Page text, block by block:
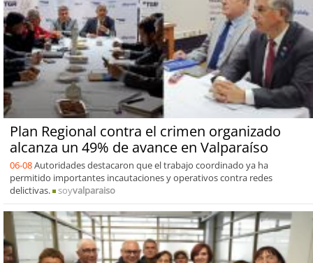
Plan Regional contra el crimen organizado
alcanza un 49% de avance en Valparaíso
06-08Autoridades destacaron que el trabajo coordinado ya ha
permitido importantes incautaciones y operativos contra redes
delictivas.
soyvalparaiso